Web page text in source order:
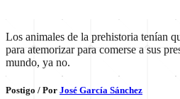
Los animales de la prehistoria tenían
para atemorizar para comerse a sus
mundo, ya no.
Postigo / Por José García Sánchez